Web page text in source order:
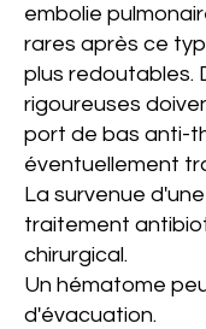
embolie
rares après ce
plus redoutables.
rigoureuses
port de bas anti-
éventuellement
La survenue
traitement
chirurgical.
Un hématome
d'évacuation.